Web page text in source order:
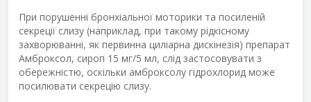
При порушенні бронхіальної моторики та посиленій
секреції слизу (наприклад, при такому рідкісному
захворюванні, як первинна циліарна дискінезія) препарат
Амброксол, сироп 15 мг/5 мл, слід застосовувати з
обережністю, оскільки амброксолу гідрохлорид може
посилювати секрецію слизу.